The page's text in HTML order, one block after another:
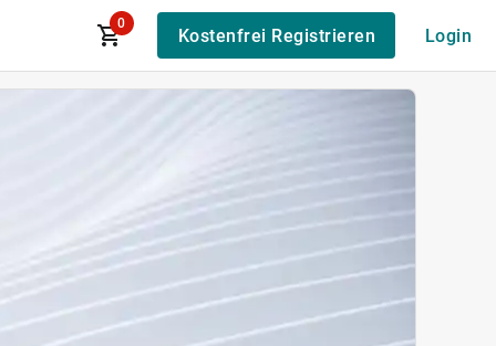
0
Kostenfrei Registrieren Login